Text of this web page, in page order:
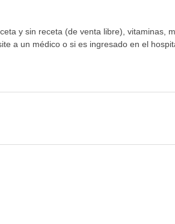
y sin receta (de venta libre), vitaminas,
a un médico o si es ingresado en el